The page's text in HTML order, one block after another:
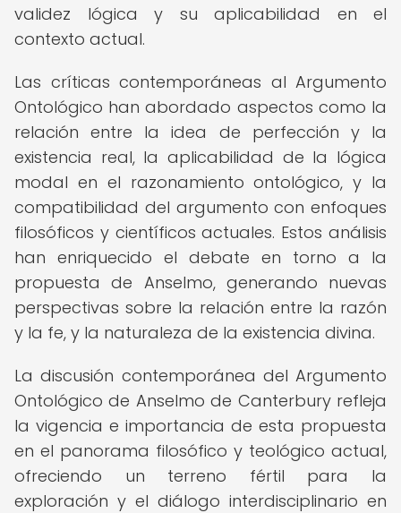
validez lógica y su aplicabilidad en el
contexto actual.
Las críticas contemporáneas al Argumento
Ontológico han abordado aspectos como la
relación entre la idea de perfección y la
existencia real, la aplicabilidad de la lógica
modal en el razonamiento ontológico, y la
compatibilidad del argumento con enfoques
filosóficos y científicos actuales. Estos análisis
han enriquecido el debate en torno a la
propuesta de Anselmo, generando nuevas
perspectivas sobre la relación entre la razón
y la fe, y la naturaleza de la existencia divina.
La discusión contemporánea del Argumento
Ontológico de Anselmo de Canterbury refleja
la vigencia e importancia de esta propuesta
en el panorama filosófico y teológico actual,
ofreciendo un terreno fértil para la
exploración y el diálogo interdisciplinario en